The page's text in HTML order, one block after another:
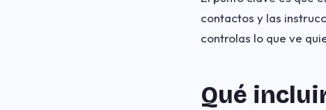
contactos y las
controlas lo que ve
Qué